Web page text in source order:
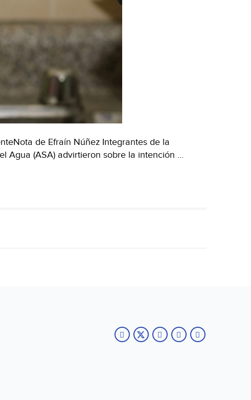
de Efraín Núñez Integrantes de la
Agua (ASA) advirtieron sobre la intención …